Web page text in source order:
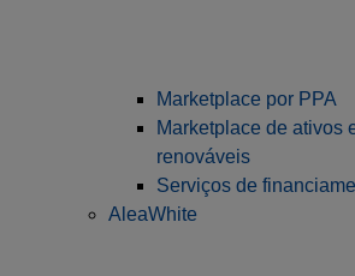
Marketplace por PPA
Marketplace de ativos
renováveis
Serviços de
AleaWhite